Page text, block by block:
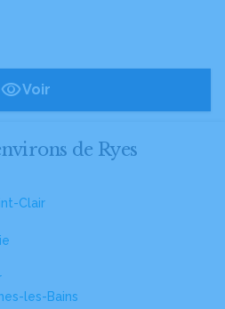
Voir
de Ryes
Clair
les-Bains